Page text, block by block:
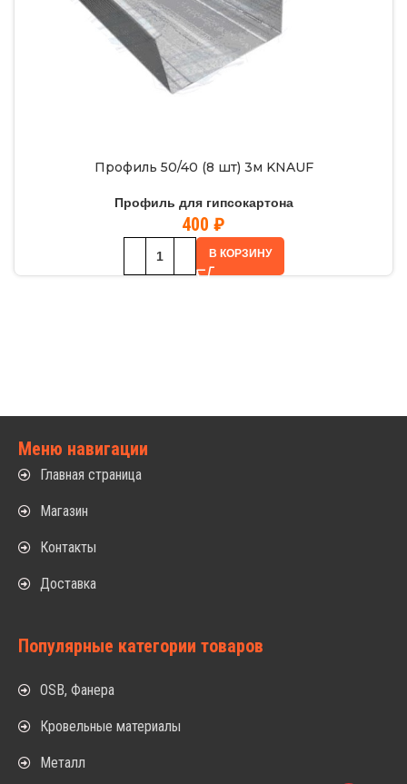
Профиль 50/40 (8 шт) 3м KNAUF
Профиль для гипсокартона
400 ₽
В КОРЗИНУ
Меню навигации
Главная страница
Магазин
Контакты
Доставка
Популярные категории товаров
OSB, Фанера
Кровельные материалы
Металл